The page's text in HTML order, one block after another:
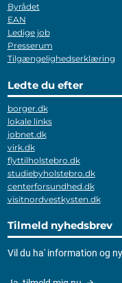
Byrådet
EAN
Ledige job
Presserum
Tilgængelighedserklæring
Ledte du efter
borger.dk
lokale links
jobnet.dk
virk.dk
flyttilholstebro.dk
studiebyholstebro.dk
centerforsundhed.dk
visitnordvestkysten.dk
Tilmeld nyhedsbrev
Vil du ha' information og